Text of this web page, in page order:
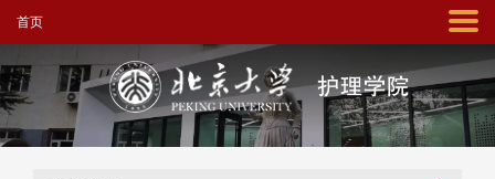
首页